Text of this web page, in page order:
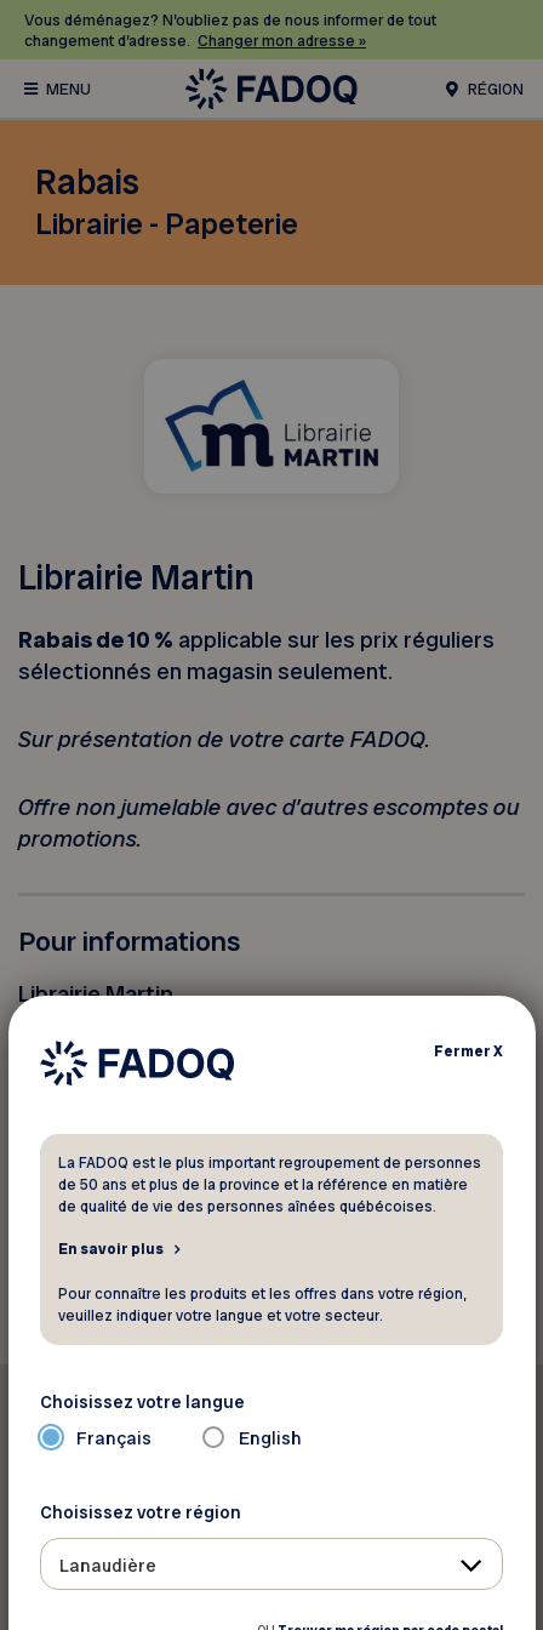
Vous déménagez? N’oubliez pas de nous informer de tout
changement d’adresse. Changer mon adresse »
RÉGION
Rabais
Librairie - Papeterie
Librairie Martin
Rabaisde 10 % applicable sur les prix réguliers
sélectionnés en magasin seulement.
Sur présentation de votre carte FADOQ.
Offre non jumelable avec d’autres escomptes ou
promotions.
Pour informations
Librairie Martin
1530-1075 Boulevard Firestone
Joliette Québec J6E 6X6
Site Web
Voir la carte
Imprimer ce rabais
Partager sur :
FermerX
La FADOQ est le plus important regroupement de personnes
de 50 ans et plus de la province et la référence en matière
de qualité de vie des personnes aînées québécoises.
En savoir plus
Pour connaître les produits et les offres dans votre région,
veuillez indiquer votre langue et votre secteur.
Choisissez votre langue
Français English
Choisissez votre région
Lanaudière